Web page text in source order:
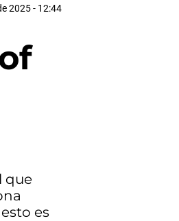
2025 - 12:44
que
es